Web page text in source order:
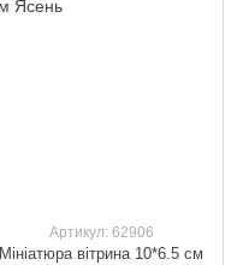
Артикул: 62906
Мініатюра вітрина 10*6.5 см